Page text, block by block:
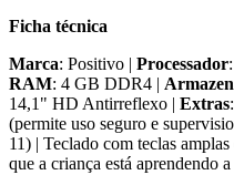
Ficha técnica
Marca: Positivo | Processador
RAM: 4 GB DDR4 |
14,1" HD Antirreflexo | Extras
(permite uso seguro e
11) | Teclado com teclas
que a criança está aprendendo